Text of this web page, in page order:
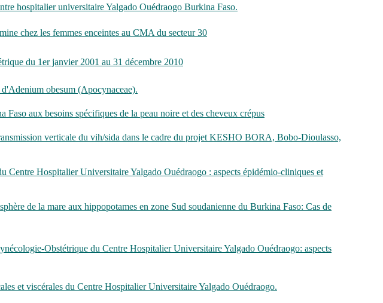
hospitalier universitaire Yalgado Ouédraogo Burkina Faso.
chez les femmes enceintes au CMA du secteur 30
du 1er janvier 2001 au 31 décembre 2010
obesum (Apocynaceae).
aux besoins spécifiques de la peau noire et des cheveux crépus
verticale du vih/sida dans le cadre du projet KESHO BORA, Bobo-Dioulasso,
Centre Hospitalier Universitaire Yalgado Ouédraogo : aspects épidémio-cliniques et
de la mare aux hippopotames en zone Sud soudanienne du Burkina Faso: Cas de
Obstétrique du Centre Hospitalier Universitaire Yalgado Ouédraogo: aspects
et viscérales du Centre Hospitalier Universitaire Yalgado Ouédraogo.